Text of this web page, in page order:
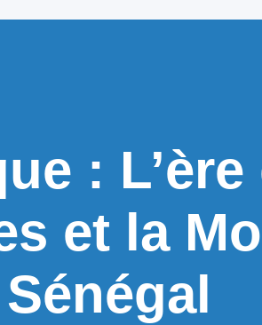
: L’ère
et la